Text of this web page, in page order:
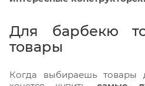
Для барбекю
товары
Когда выбираешь товары